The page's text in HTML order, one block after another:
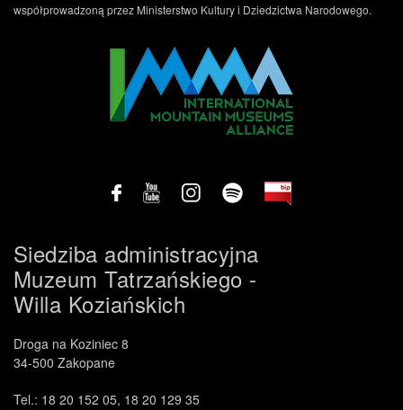
współprowadzoną przez Ministerstwo Kultury i Dziedzictwa Narodowego.
Siedziba administracyjna
Muzeum Tatrzańskiego -
Willa Koziańskich
Droga na Koziniec 8
34-500 Zakopane
Tel.: 18 20 152 05, 18 20 129 35